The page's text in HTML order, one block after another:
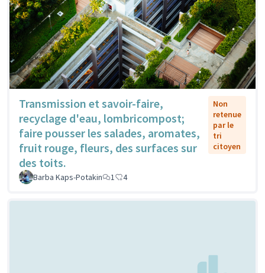
Transmission et savoir-faire,
recyclage d'eau, lombricompost;
faire pousser les salades, aromates,
fruit rouge, fleurs, des surfaces sur
des toits.
Non
retenue
par le
tri
citoyen
Barba Kaps-Potakin 1 4